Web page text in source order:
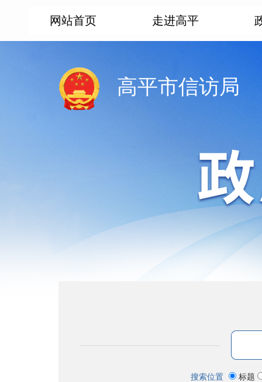
网站首页 走进高平
高平市信访局
搜索位置 标题